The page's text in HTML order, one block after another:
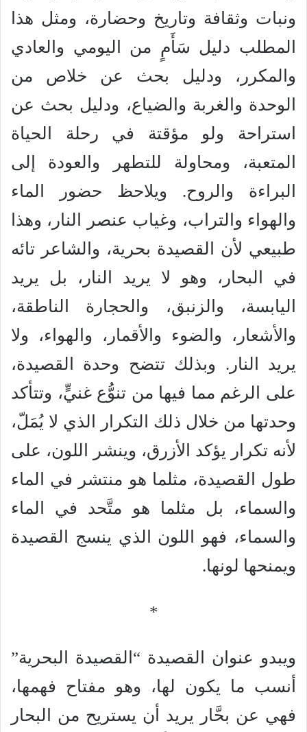
ونبات وثقافة وتاريخ وحضارة، ومثل هذا
المطلب دليل سَأَمٍ من اليومي والعادي
والمكرر، ودليل بحث عن خلاص من
الوحدة والغربة والضياع، ودليل بحث عن
استراحة ولو مؤقتة في رحلة الحياة
المتعبة، ومحاولة للتطهر والعودة إلى
البراءة والروح. ويلاحظ حضور الماء
والهواء والتراب، وغياب عنصر النار، وهذا
طبيعي لأن القصيدة بحرية، والشاعر تائه
في البحار، وهو لا يريد النار، بل يريد
اليابسة، والزنبق، والحجارة الناطقة،
والأشعار، والضوء والأقمار، والهواء، ولا
يريد النار. وبذلك تتضح وحدة القصيدة،
على الرغم مما فيها من تنوُّع غنيٍّ، وتتأكد
وحدتها من خلال ذلك التكرار الذي لا يُمَلّ،
لأنه تكرار يؤكد الأزرق، وينشر اللون، على
طول القصيدة، مثلما هو منتشر في الماء
والسماء، بل مثلما هو متَّحد في الماء
والسماء، فهو اللون الذي ينسج القصيدة
ويمنحها لونها.
*
ويبدو عنوان القصيدة “القصيدة البحرية”
أنسب ما يكون لها، وهو مفتاح فهمها،
فهي عن بحَّار يريد أن يستريح من البحار